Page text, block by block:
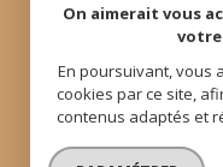
On aimerait vous
En poursuivant, vous
cookies par ce site,
contenus adaptés et